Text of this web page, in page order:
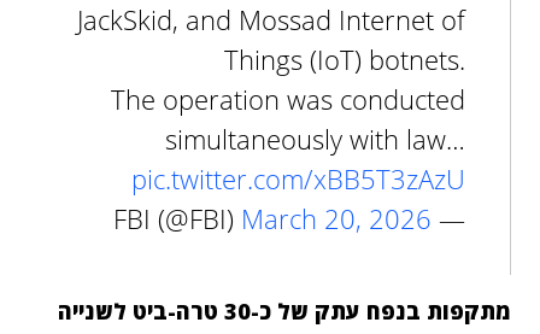
JackSkid, and Mossad Internet of
Things (IoT) botnets.
The operation was conducted
simultaneously with law…
pic.twitter.com/xBB5T3zAzU
— FBI (@FBI)
March 20, 2026
מתקפות בנפח עתק של כ-30 טרה-ביט לשנייה